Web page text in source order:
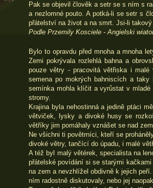
Pak se objevil člověk a setr se s ním s
a nezlomné pouto. A potká-li se setr s
přátelství na život a na smrt. Jsi-li
Podle Przemily Kosciele - Angielski
Bylo to opravdu před mnoha a mnoha
Zemi pokrývala rozlehlá bahna a
pouze větry - pracovitá větřiska i
semena po mokrých bahniscích a
semínka mohla klíčit a vyrůstat v
stromy.
Krajina byla nehostinná a jedině ptáci
větviček, lysky a divoké husy se
větříky jim pomáhaly vznášet se nad
Ne všichni ti povětrníci, kteří se
divoké větry, tančící do úpadu, i malé
A též byl malý větérek, specialista na
přátelské povídání si se starými
na zem a nevzhlížel obdivně k jejich
ním radostně diskutovaly, nebo jej